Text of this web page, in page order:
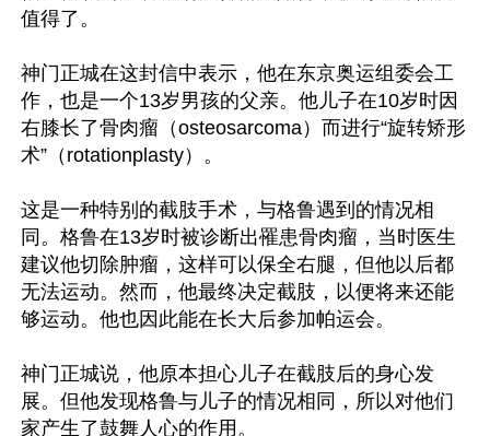
值得了。
神门正城在这封信中表示，他在东京奥运组委会工
作，也是一个13岁男孩的父亲。他儿子在10岁时因
右膝长了骨肉瘤（osteosarcoma）而进行“旋转矫形
术”（rotationplasty）。
这是一种特别的截肢手术，与格鲁遇到的情况相
同。格鲁在13岁时被诊断出罹患骨肉瘤，当时医生
建议他切除肿瘤，这样可以保全右腿，但他以后都
无法运动。然而，他最终决定截肢，以便将来还能
够运动。他也因此能在长大后参加帕运会。
神门正城说，他原本担心儿子在截肢后的身心发
展。但他发现格鲁与儿子的情况相同，所以对他们
家产生了鼓舞人心的作用。